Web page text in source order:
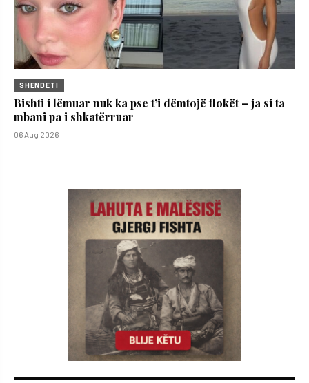
SHENDETI
Bishti i lëmuar nuk ka pse t’i dëmtojë flokët – ja si ta
mbani pa i shkatërruar
06 Aug 2026